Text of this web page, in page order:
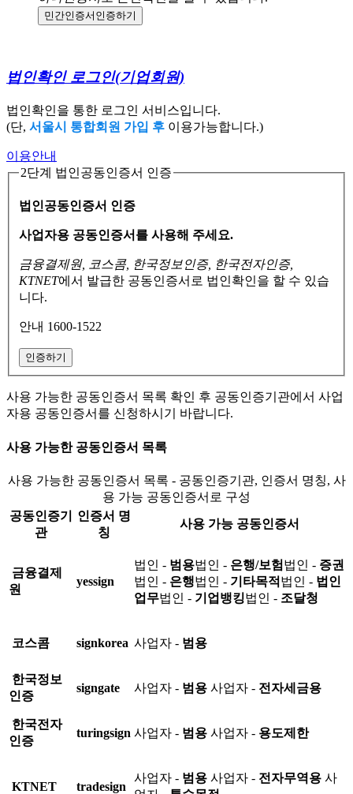
민간인증서 인증하기
법인확인 로그인(기업회원)
법인확인을 통한 로그인 서비스입니다.
(단, 서울시 통합회원 가입 후 이용가능합니다.)
이용안내
2단계 법인공동인증서 인증
법인공동인증서 인증
사업자용 공동인증서를 사용해 주세요.
금융결제원, 코스콤, 한국정보인증, 한국전자인증,
KTNET에서 발급한 공동인증서로 법인확인을 할 수 있습
니다.
안내 1600-1522
인증하기
사용 가능한 공동인증서 목록 확인 후 공동인증기관에서 사업
자용 공동인증서를 신청하시기 바랍니다.
사용 가능한 공동인증서 목록
사용 가능한 공동인증서 목록 - 공동인증기관, 인증서 명칭, 사
용 가능 공동인증서로 구성
공동인증기
관
인증서 명
칭
사용 가능 공동인증서
금융결제
원
yessign
법인 - 범용법인 - 은행/보험 법인 - 증권
법인 - 은행법인 - 기타목적 법인 - 법인
업무법인 - 기업뱅킹법인 - 조달청
코스콤 signkorea 사업자 - 범용
한국정보
인증
signgate 사업자 - 범용 사업자 - 전자세금용
한국전자
인증
turingsign 사업자 - 범용 사업자 - 용도제한
KTNET tradesign
사업자 - 범용 사업자 - 전자무역용 사